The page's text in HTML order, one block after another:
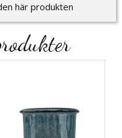
här produkten